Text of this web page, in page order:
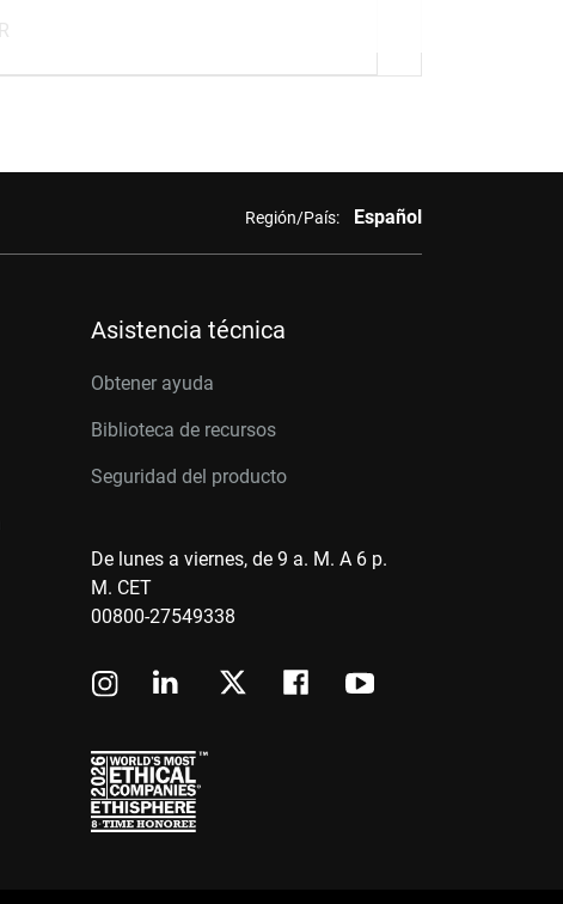
Región/País: Español
Asistencia técnica
Obtener ayuda
Biblioteca de recursos
Seguridad del producto
De lunes a viernes, de 9 a. M. A 6 p.
M. CET
00800-27549338